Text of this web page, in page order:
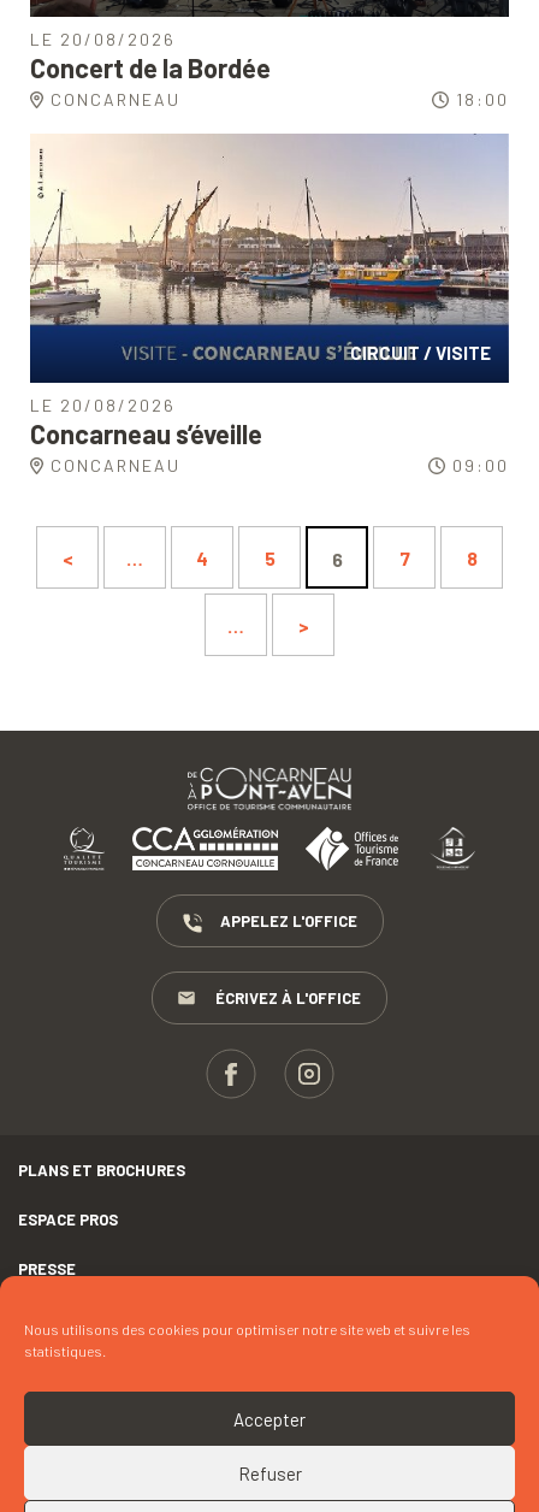
Nous utilisons des cookies pour optimiser notre site web et suivre les
statistiques.
Accepter
Refuser
LE 20/08/2026
Concert de la Bordée
CONCARNEAU 18:00
CIRCUIT / VISITE
LE 20/08/2026
Concarneau s’éveille
CONCARNEAU 09:00
< … 4 5 6 7 8
… >
APPELEZ L'OFFICE
ÉCRIVEZ À L'OFFICE
PLANS ET BROCHURES
ESPACE PROS
PRESSE
DÉCLARATION D’ACCESSIBILITÉ